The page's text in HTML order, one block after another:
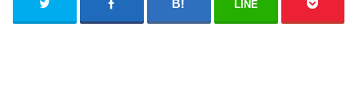
LINE